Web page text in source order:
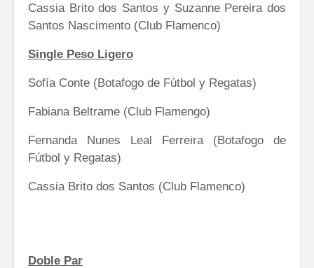
Cassia Brito dos Santos y Suzanne Pereira dos
Santos Nascimento (Club Flamenco)
Single Peso Ligero
Sofía Conte (Botafogo de Fútbol y Regatas)
Fabiana Beltrame (Club Flamengo)
Fernanda Nunes Leal Ferreira (Botafogo de
Fútbol y Regatas)
Cassia Brito dos Santos (Club Flamenco)
Doble Par